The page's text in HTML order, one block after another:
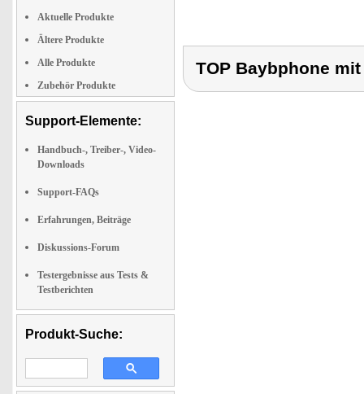
Aktuelle Produkte
Ältere Produkte
Alle Produkte
Zubehör Produkte
Support-Elemente:
Handbuch-, Treiber-, Video-
Downloads
Support-FAQs
Erfahrungen, Beiträge
Diskussions-Forum
Testergebnisse aus Tests &
Testberichten
Produkt-Suche:
TOP Baybphone